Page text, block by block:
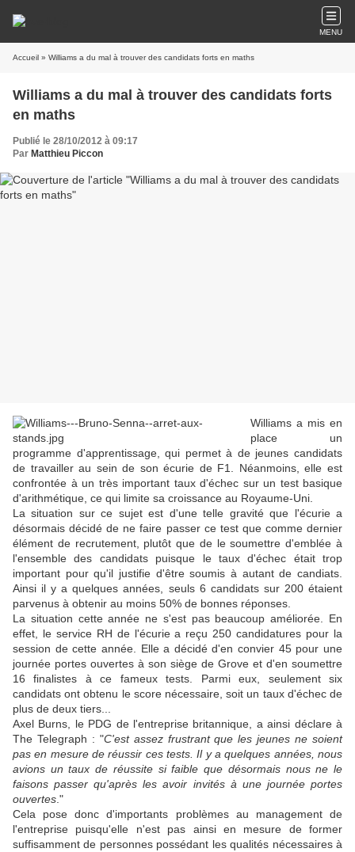
MENU
Accueil » Williams a du mal à trouver des candidats forts en maths
Williams a du mal à trouver des candidats forts
en maths
Publié le 28/10/2012 à 09:17
Par Matthieu Piccon
Williams a mis en
place un
programme d'apprentissage, qui permet à de jeunes candidats
de travailler au sein de son écurie de F1. Néanmoins, elle est
confrontée à un très important taux d'échec sur un test basique
d'arithmétique, ce qui limite sa croissance au Royaume-Uni.
La situation sur ce sujet est d'une telle gravité que l'écurie a
désormais décidé de ne faire passer ce test que comme dernier
élément de recrutement, plutôt que de le soumettre d'emblée à
l'ensemble des candidats puisque le taux d'échec était trop
important pour qu'il justifie d'être soumis à autant de candiats.
Ainsi il y a quelques années, seuls 6 candidats sur 200 étaient
parvenus à obtenir au moins 50% de bonnes réponses.
La situation cette année ne s'est pas beaucoup améliorée. En
effet, le service RH de l'écurie a reçu 250 candidatures pour la
session de cette année. Elle a décidé d'en convier 45 pour une
journée portes ouvertes à son siège de Grove et d'en soumettre
16 finalistes à ce fameux tests. Parmi eux, seulement six
candidats ont obtenu le score nécessaire, soit un taux d'échec de
plus de deux tiers...
Axel Burns, le PDG de l'entreprise britannique, a ainsi déclare à
The Telegraph : "C'est assez frustrant que les jeunes ne soient
pas en mesure de réussir ces tests. Il y a quelques années, nous
avions un taux de réussite si faible que désormais nous ne le
faisons passer qu'après les avoir invités à une journée portes
ouvertes ."
Cela pose donc d'importants problèmes au management de
l'entreprise puisqu'elle n'est pas ainsi en mesure de former
suffisamment de personnes possédant les qualités nécessaires à